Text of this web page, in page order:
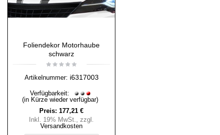
Foliendekor Motorhaube
schwarz
Artikelnummer: i6317003
Verfügbarkeit:
(in Kürze wieder verfügbar)
Preis: 177,21 €
Inkl. 19% MwSt., zzgl.
Versandkosten